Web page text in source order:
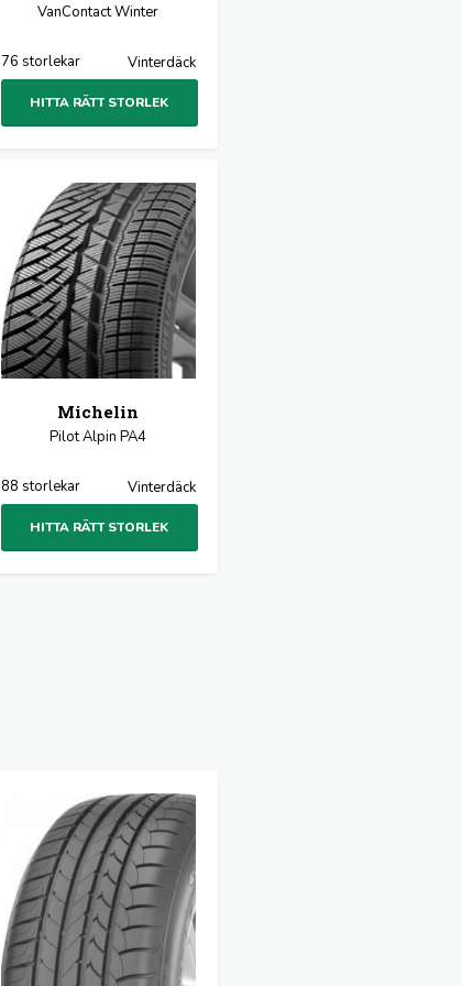
VanContact Winter
76 storlekar Vinterdäck
HITTA RÄTT STORLEK
Michelin
Pilot Alpin PA4
88 storlekar Vinterdäck
HITTA RÄTT STORLEK